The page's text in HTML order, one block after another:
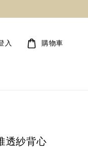
入 購物車
透紗背心